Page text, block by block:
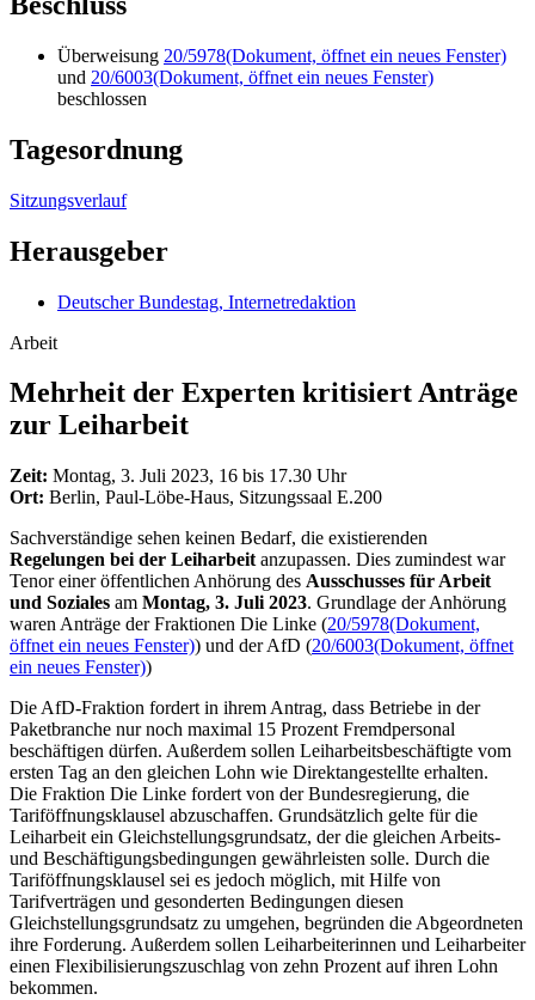
Überweisung 20/5978(Dokument, öffnet ein neues Fenster)
und 20/6003(Dokument, öffnet ein neues Fenster)
beschlossen
Tagesordnung
Sitzungsverlauf
Herausgeber
Deutscher Bundestag, Internetredaktion
Arbeit
Mehrheit der Experten kritisiert Anträge
zur Leiharbeit
Zeit: Montag, 3. Juli 2023, 16 bis 17.30 Uhr
Ort: Berlin, Paul-Löbe-Haus, Sitzungssaal E.200
Sachverständige sehen keinen Bedarf, die existierenden
Regelungen bei der Leiharbeit anzupassen. Dies zumindest war
Tenor einer öffentlichen Anhörung des Ausschusses für Arbeit
und Soziales am Montag, 3. Juli 2023. Grundlage der Anhörung
waren Anträge der Fraktionen Die Linke (20/5978(Dokument,
öffnet ein neues Fenster)) und der AfD (20/6003(Dokument, öffnet
ein neues Fenster))
Die AfD-Fraktion fordert in ihrem Antrag, dass Betriebe in der
Paketbranche nur noch maximal 15 Prozent Fremdpersonal
beschäftigen dürfen. Außerdem sollen Leiharbeitsbeschäftigte vom
ersten Tag an den gleichen Lohn wie Direktangestellte erhalten.
Die Fraktion Die Linke fordert von der Bundesregierung, die
Tariföffnungsklausel abzuschaffen. Grundsätzlich gelte für die
Leiharbeit ein Gleichstellungsgrundsatz, der die gleichen Arbeits-
und Beschäftigungsbedingungen gewährleisten solle. Durch die
Tariföffnungsklausel sei es jedoch möglich, mit Hilfe von
Tarifverträgen und gesonderten Bedingungen diesen
Gleichstellungsgrundsatz zu umgehen, begründen die Abgeordneten
ihre Forderung. Außerdem sollen Leiharbeiterinnen und Leiharbeiter
einen Flexibilisierungszuschlag von zehn Prozent auf ihren Lohn
bekommen.